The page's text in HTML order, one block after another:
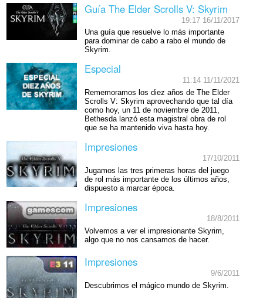
Guía The Elder Scrolls V: Skyrim
19:17 16/11/2017
Una guía que resuelve lo más importante
para dominar de cabo a rabo el mundo de
Skyrim.
Especial
11:14 11/11/2021
Rememoramos los diez años de The Elder
Scrolls V: Skyrim aprovechando que tal día
como hoy, un 11 de noviembre de 2011,
Bethesda lanzó esta magistral obra de rol
que se ha mantenido viva hasta hoy.
Impresiones
17/10/2011
Jugamos las tres primeras horas del juego
de rol más importante de los últimos años,
dispuesto a marcar época.
Impresiones
18/8/2011
Volvemos a ver el impresionante Skyrim,
algo que no nos cansamos de hacer.
Impresiones
9/6/2011
Descubrimos el mágico mundo de Skyrim.